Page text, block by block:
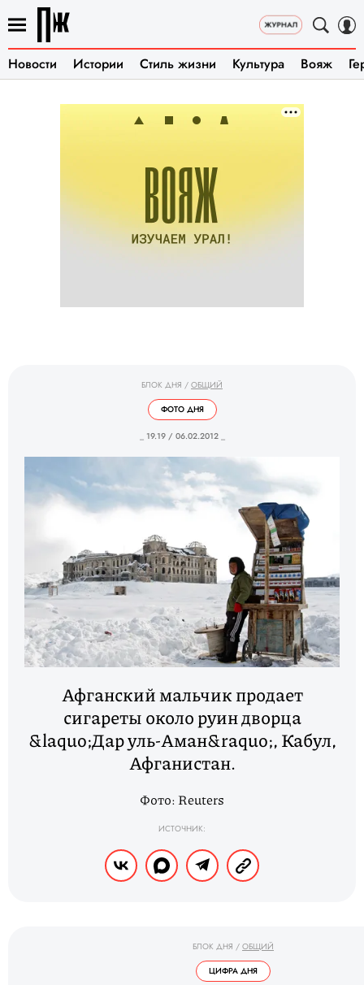
Новости Истории Стиль жизни Культура Вояж
БЛОК ДНЯ / ОБЩИЙ
ФОТО ДНЯ
_ 19.19 / 06.02.2012 _
Афганский мальчик продает
сигареты около руин дворца
&laquo;Дар уль-Аман&raquo;, Кабул,
Афганистан.
Фото: Reuters
ИСТОЧНИК:
БЛОК ДНЯ / ОБЩИЙ
ЦИФРА ДНЯ